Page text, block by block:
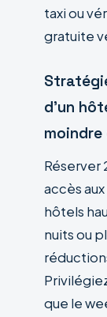
taxi ou
gratuite
d’un
Réserver
accès
hôtels
nuits ou
que le